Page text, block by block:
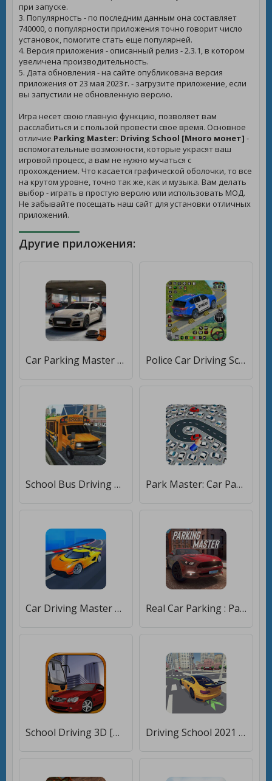
при запуске.
3. Популярность - по последним данным она составляет
740000, о популярности приложения точно говорит число
установок, помогите стать еще популярней.
4. Версия приложения - описанный релиз - 2.3.1, в котором
увеличена производительность.
5. Дата обновления - на сайте опубликована версия
приложения от 23 мая 2023 г. - загрузите приложение, если
вы запустили не обновленную версию.
Игра несет свою главную функцию, позволяет вам
расслабиться и с пользой провести свое время. Основное
отличие Parking Master: Driving School [Много монет] -
вспомогательные возможности, которые украсят ваш
игровой процесс, а вам не нужно мучаться с
прохождением. Что касается графической оболочки, то все
на крутом уровне, точно так же, как и музыка. Вам делать
выбор - играть в простую версию или использовать МОД.
Не забывайте посещать наш сайт для установки отличных
приложений.
Другие приложения:
Car Parking Master 3D Car Game [Много монет] Police Car Driving School Game [Бесплатные покупки]
School Bus Driving Game [Мод меню] Park Master: Car Parking Jam [Мод меню]
Car Driving Master Racing 3D [Много монет] Real Car Parking : Parking Master [Много монет]
School Driving 3D [Много монет] Driving School 2021 [Много денег]